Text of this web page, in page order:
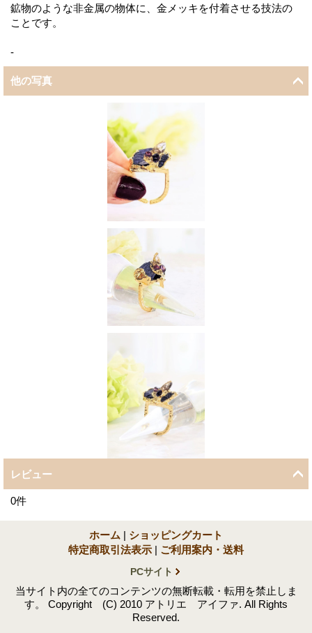
鉱物のような非金属の物体に、金メッキを付着させる技法の
ことです。
-
他の写真
レビュー
0件
ホーム | ショッピングカート
特定商取引法表示 | ご利用案内・送料
PCサイト
当サイト内の全てのコンテンツの無断転載・転用を禁止しま
す。 Copyright (C) 2010 アトリエ アイファ. All Rights
Reserved.